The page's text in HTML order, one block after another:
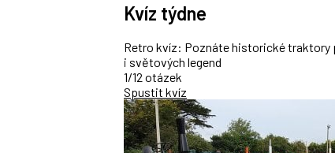
Kvíz týdne
Retro kvíz: Poznáte historické
i světových legend
1/12 otázek
Spustit kvíz